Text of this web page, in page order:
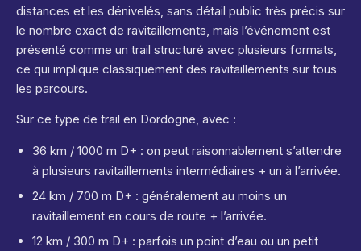
distances et les dénivelés, sans détail public très précis sur
le nombre exact de ravitaillements, mais l’événement est
présenté comme un trail structuré avec plusieurs formats,
ce qui implique classiquement des ravitaillements sur tous
les parcours.
Sur ce type de trail en Dordogne, avec :
36 km / 1000 m D+ : on peut raisonnablement s’attendre
à plusieurs ravitaillements intermédiaires + un à l’arrivée.
24 km / 700 m D+ : généralement au moins un
ravitaillement en cours de route + l’arrivée.
12 km / 300 m D+ : parfois un point d’eau ou un petit